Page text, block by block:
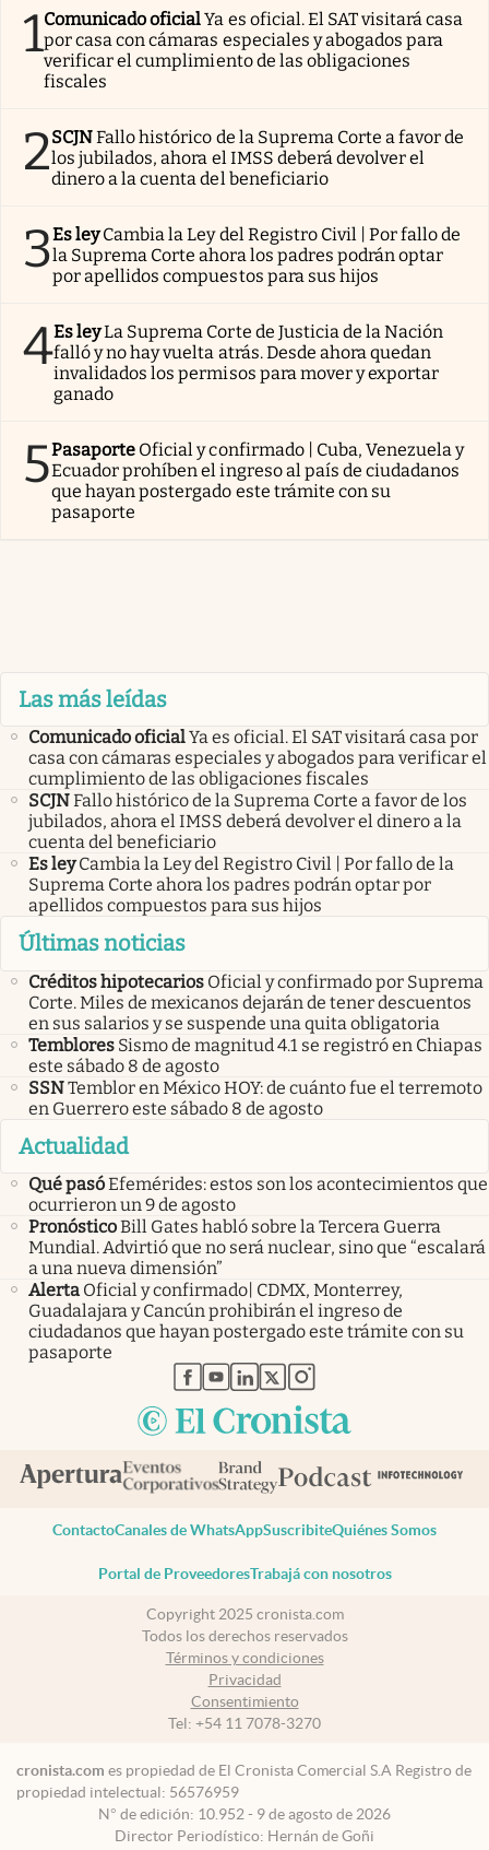
1Comunicado oficialYa es oficial. El SAT visitará casa
por casa con cámaras especiales y abogados para
verificar el cumplimiento de las obligaciones
fiscales
2SCJNFallo histórico de la Suprema Corte a favor de
los jubilados, ahora el IMSS deberá devolver el
dinero a la cuenta del beneficiario
3Es ley Cambia la Ley del Registro Civil | Por fallo de
la Suprema Corte ahora los padres podrán optar
por apellidos compuestos para sus hijos
4Es leyLa Suprema Corte de Justicia de la Nación
falló y no hay vuelta atrás. Desde ahora quedan
invalidados los permisos para mover y exportar
ganado
5Pasaporte Oficial y confirmado | Cuba, Venezuela y
Ecuador prohíben el ingreso al país de ciudadanos
que hayan postergado este trámite con su
pasaporte
Las más leídas
Comunicado oficialYa es oficial. El SAT visitará casa por
casa con cámaras especiales y abogados para verificar el
cumplimiento de las obligaciones fiscales
SCJNFallo histórico de la Suprema Corte a favor de los
jubilados, ahora el IMSS deberá devolver el dinero a la
cuenta del beneficiario
Es ley Cambia la Ley del Registro Civil | Por fallo de la
Suprema Corte ahora los padres podrán optar por
apellidos compuestos para sus hijos
Últimas noticias
Créditos hipotecarios Oficial y confirmado por Suprema
Corte. Miles de mexicanos dejarán de tener descuentos
en sus salarios y se suspende una quita obligatoria
Temblores Sismo de magnitud 4.1 se registró en Chiapas
este sábado 8 de agosto
SSNTemblor en México HOY: de cuánto fue el terremoto
en Guerrero este sábado 8 de agosto
Actualidad
Qué pasóEfemérides: estos son los acontecimientos que
ocurrieron un 9 de agosto
PronósticoBill Gates habló sobre la Tercera Guerra
Mundial. Advirtió que no será nuclear, sino que “escalará
a una nueva dimensión”
Alerta Oficial y confirmado| CDMX, Monterrey,
Guadalajara y Cancún prohibirán el ingreso de
ciudadanos que hayan postergado este trámite con su
pasaporte
abre en nueva pestaña
abre en nueva pestaña
abre en nueva pestaña
abre en nueva pestaña
abre en nueva pestaña
ContactoCanales de WhatsAppSuscribiteQuiénes Somos
Portal de ProveedoresTrabajá con nosotros
Copyright 2025 cronista.com
Todos los derechos reservados
Términos y condiciones
Privacidad
Consentimiento
Tel: +54 11 7078-3270
cronista.com es propiedad de El Cronista Comercial S.A Registro de
propiedad intelectual: 56576959
N° de edición: 10.952 - 9 de agosto de 2026
Director Periodístico: Hernán de Goñi